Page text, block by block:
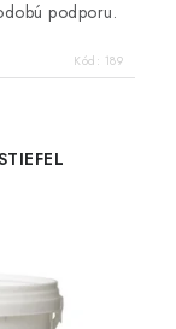
podporu.
Kód: 189